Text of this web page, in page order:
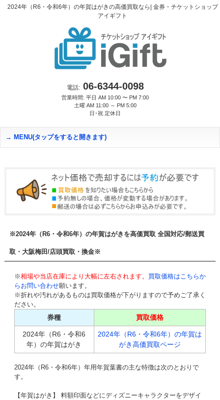
2024年（R6・令和6年）の年賀はがきの高価買取なら| 金券・チケットショップ
アイギフト
電話:06-6344-0098
営業時間: 平日 AM 10:00 〜 PM 7:00
土曜 AM 11:00 ～ PM 5:00
日･祝 定休日
MENU(タップをすると開きます)
※2024年（R6・令和6年）の年賀はがきを高価買取 全国対応/郵送買
取・大阪梅田/店頭買取・換金※
※相場や当店在庫により大幅に左右されます。 買取価格はこちらか
らお問い合わせ願います。
※折れや汚れがあるものは買取価格が下がりますので予めご了承く
ださい。
券種 買取価格
2024年（R6・令和6
年）の年賀はがき
2024年（R6・令和6年）の年賀は
がき高価買取ページ
2024年（R6・令和6年）年用年賀葉書の主な特徴は次のとおりで
す。
【年賀はがき】 料額印面などにディズニーキャラクターをデザイ